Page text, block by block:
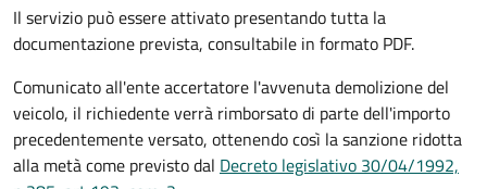
Il servizio può essere attivato presentando tutta la
documentazione prevista, consultabile in formato PDF.
Comunicato all'ente accertatore l'avvenuta demolizione del
veicolo, il richiedente verrà rimborsato di parte dell'importo
precedentemente versato, ottenendo così la sanzione ridotta
alla metà come previsto dal Decreto legislativo 30/04/1992,